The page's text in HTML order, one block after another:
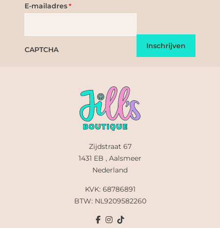
E-mailadres *
CAPTCHA
Zijdstraat 67
1431 EB , Aalsmeer
Nederland
KVK: 68786891
BTW: NL9209582260